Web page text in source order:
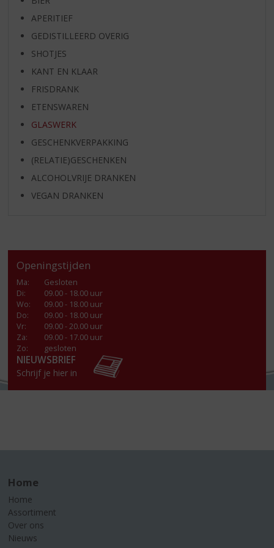
APERITIEF
GEDISTILLEERD OVERIG
SHOTJES
KANT EN KLAAR
FRISDRANK
ETENSWAREN
GLASWERK
GESCHENKVERPAKKING
(RELATIE)GESCHENKEN
ALCOHOLVRIJE DRANKEN
VEGAN DRANKEN
Openingstijden
Ma:
Gesloten
Di:
09.00 - 18.00 uur
Wo:
09.00 - 18.00 uur
Do:
09.00 - 18.00 uur
Vr:
09.00 - 20.00 uur
Za:
09.00 - 17.00 uur
Zo:
gesloten
NIEUWSBRIEF
Schrijf je hier in
Home
Home
Assortiment
Over ons
Nieuws